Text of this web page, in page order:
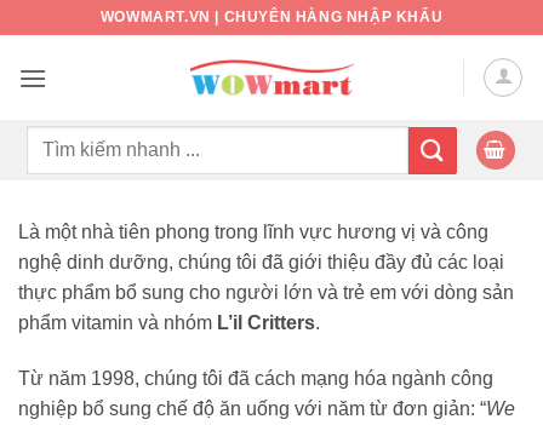
nội
WOWMART.VN | CHUYÊN HÀNG NHẬP KHẨU
Tìm
Là một nhà tiên phong trong lĩnh vực hương vị và công
nghệ dinh dưỡng, chúng tôi đã giới thiệu đầy đủ các loại
thực phẩm bổ sung cho người lớn và trẻ em với dòng sản
phẩm vitamin và nhóm L’il Critters.
Từ năm 1998, chúng tôi đã cách mạng hóa ngành công
nghiệp bổ sung chế độ ăn uống với năm từ đơn giản: “We